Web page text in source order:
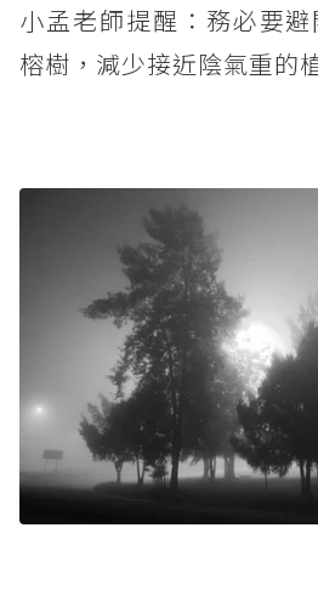
小孟老師提醒：務必要
榕樹，減少接近陰氣重的